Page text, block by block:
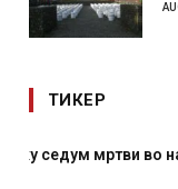
ТИКЕР
СОЗИС: